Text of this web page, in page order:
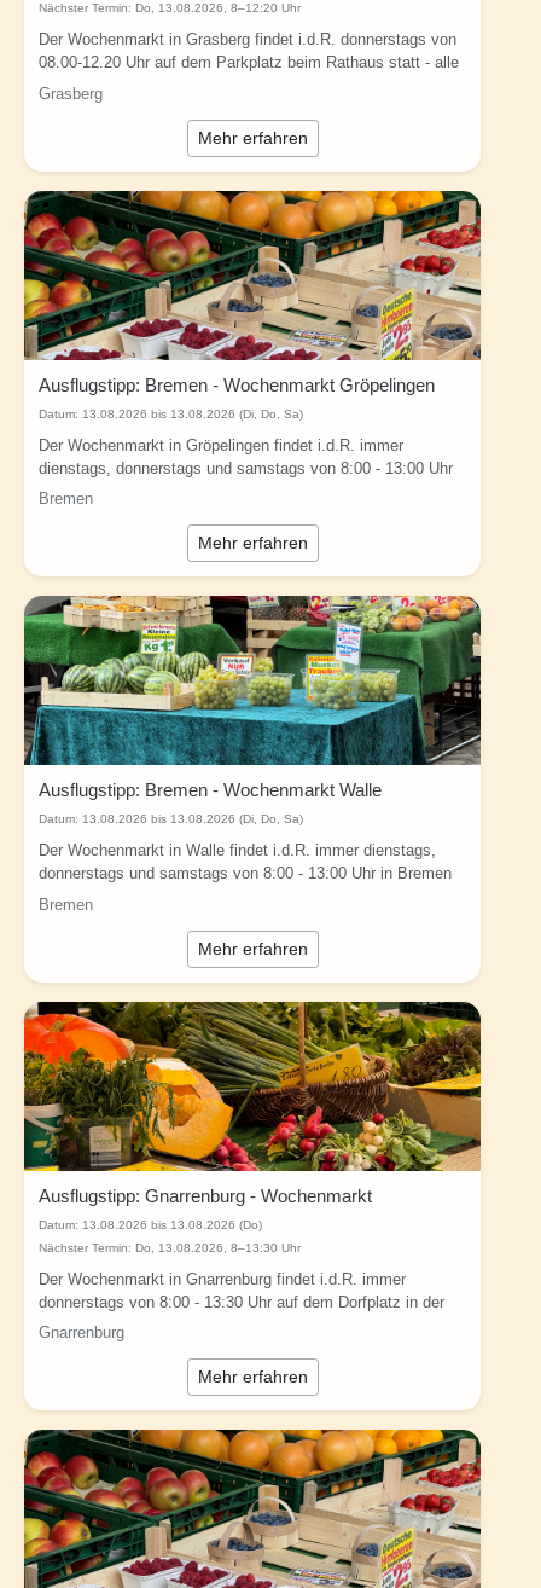
Nächster Termin: Do, 13.08.2026, 8–12:20 Uhr
Der Wochenmarkt in Grasberg findet i.d.R. donnerstags von
08.00-12.20 Uhr auf dem Parkplatz beim Rathaus statt - alle
Angaben ohne...
Grasberg
Mehr erfahren
Ausflugstipp: Bremen - Wochenmarkt Gröpelingen
Datum: 13.08.2026 bis 13.08.2026 (Di, Do, Sa)
Der Wochenmarkt in Gröpelingen findet i.d.R. immer
dienstags, donnerstags und samstags von 8:00 - 13:00 Uhr
in Bremen (Bürgermeister-Ehlers-Platz,...
Bremen
Mehr erfahren
Ausflugstipp: Bremen - Wochenmarkt Walle
Datum: 13.08.2026 bis 13.08.2026 (Di, Do, Sa)
Der Wochenmarkt in Walle findet i.d.R. immer dienstags,
donnerstags und samstags von 8:00 - 13:00 Uhr in Bremen
(Wartburgplatz 1, 28217 Bremen) statt...
Bremen
Mehr erfahren
Ausflugstipp: Gnarrenburg - Wochenmarkt
Datum: 13.08.2026 bis 13.08.2026 (Do)
Nächster Termin: Do, 13.08.2026, 8–13:30 Uhr
Der Wochenmarkt in Gnarrenburg findet i.d.R. immer
donnerstags von 8:00 - 13:30 Uhr auf dem Dorfplatz in der
Gemeinde Gnarrenburg...
Gnarrenburg
Mehr erfahren